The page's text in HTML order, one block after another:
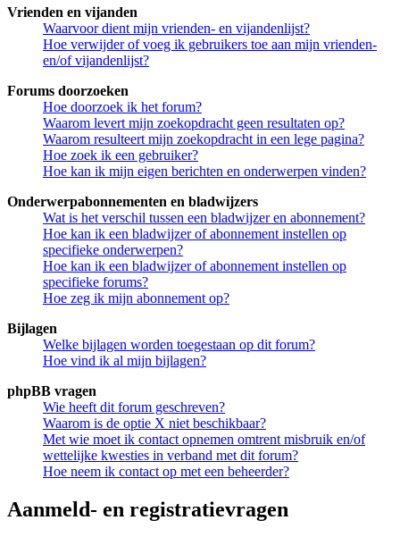
Vrienden en vijanden
Waarvoor dient mijn vrienden- en vijandenlijst?
Hoe verwijder of voeg ik gebruikers toe aan mijn vrienden-
en/of vijandenlijst?
Forums doorzoeken
Hoe doorzoek ik het forum?
Waarom levert mijn zoekopdracht geen resultaten op?
Waarom resulteert mijn zoekopdracht in een lege pagina?
Hoe zoek ik een gebruiker?
Hoe kan ik mijn eigen berichten en onderwerpen vinden?
Onderwerpabonnementen en bladwijzers
Wat is het verschil tussen een bladwijzer en abonnement?
Hoe kan ik een bladwijzer of abonnement instellen op
specifieke onderwerpen?
Hoe kan ik een bladwijzer of abonnement instellen op
specifieke forums?
Hoe zeg ik mijn abonnement op?
Bijlagen
Welke bijlagen worden toegestaan op dit forum?
Hoe vind ik al mijn bijlagen?
phpBB vragen
Wie heeft dit forum geschreven?
Waarom is de optie X niet beschikbaar?
Met wie moet ik contact opnemen omtrent misbruik en/of
wettelijke kwesties in verband met dit forum?
Hoe neem ik contact op met een beheerder?
Aanmeld- en registratievragen